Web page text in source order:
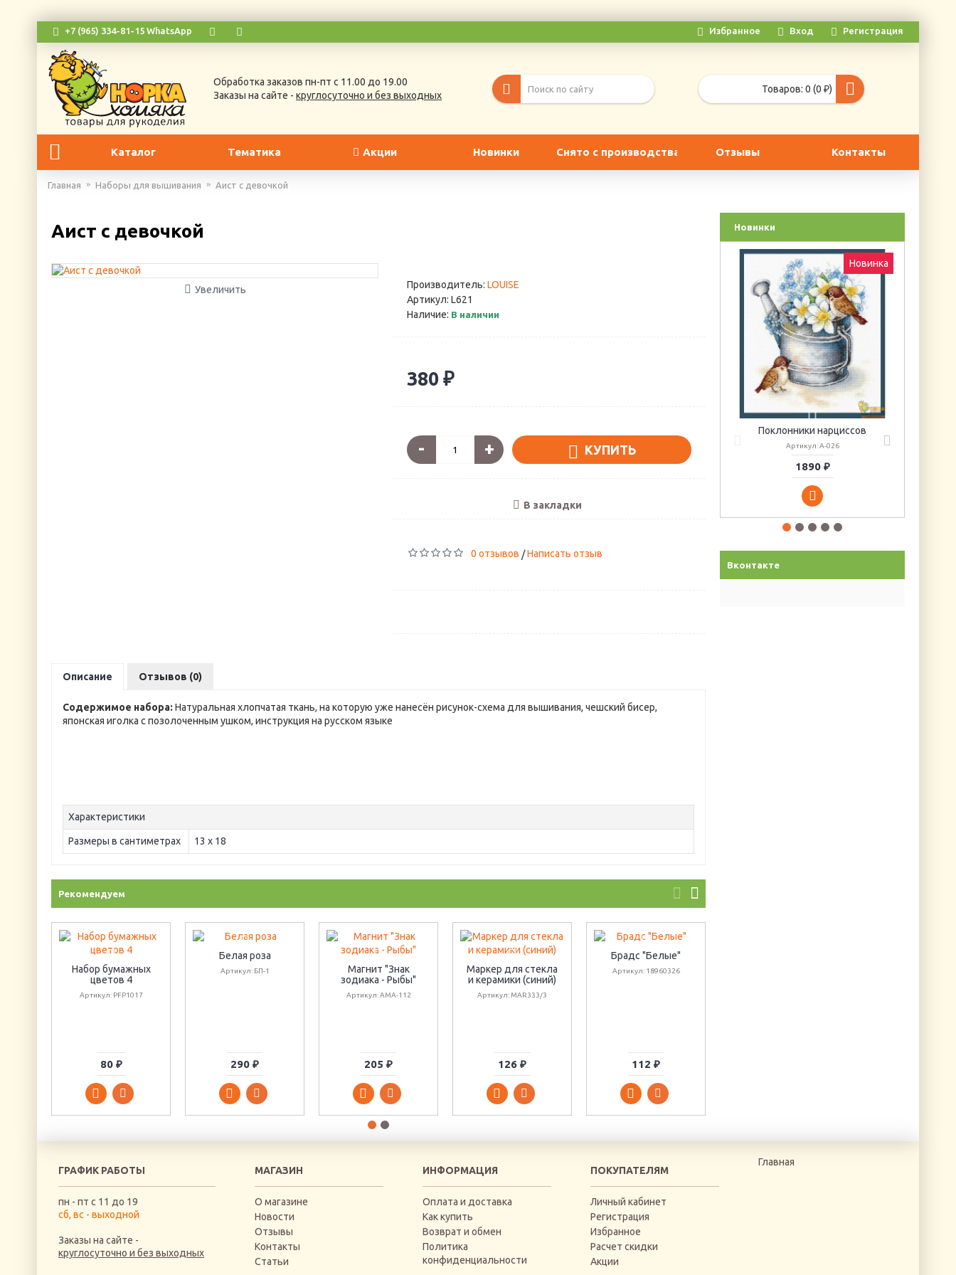
+7 (965) 334-81-15 WhatsApp Избранное Вход Регистрация
Обработка заказов пн-пт с 11.00 до 19.00
Заказы на сайте - круглосуточно и без выходных
Товаров: 0 (0 ₽)
Каталог Тематика Акции Новинки Снято с производства Отзывы Контакты
Главная Наборы для вышивания Аист с девочкой
Новинки
Новинка
Поклонники нарциссов
Артикул: А-026
1890 ₽
Вконтакте
Аист с девочкой
Увеличить Производитель: LOUISE
Артикул: L621
Наличие: В наличии
380 ₽
- + КУПИТЬ
В закладки
0 отзывов /Написать отзыв
Описание Отзывов (0)
Содержимое набора: Натуральная хлопчатая ткань, на которую уже нанесён рисунок-схема для вышивания, чешский бисер,
японская иголка с позолоченным ушком, инструкция на русском языке
Характеристики
Размеры в сантиметрах 13 х 18
Рекомендуем
Набор бумажных
цветов 4
Артикул: PFP1017
80 ₽
Белая роза
Артикул: БП-1
290 ₽
Магнит "Знак
зодиака - Рыбы"
Артикул: АМА-112
205 ₽
Маркер для стекла
и керамики (синий)
Артикул: MAR333/3
126 ₽
Брадс "Белые"
Артикул: 18960326
112 ₽
ГРАФИК РАБОТЫ
пн - пт с 11 до 19
сб, вс - выходной
Заказы на сайте -
круглосуточно и без выходных
МАГАЗИН
О магазине
Новости
Отзывы
Контакты
Статьи
ИНФОРМАЦИЯ
Оплата и доставка
Как купить
Возврат и обмен
Политика
конфиденциальности
ПОКУПАТЕЛЯМ
Личный кабинет
Регистрация
Избранное
Расчет скидки
Акции
Главная